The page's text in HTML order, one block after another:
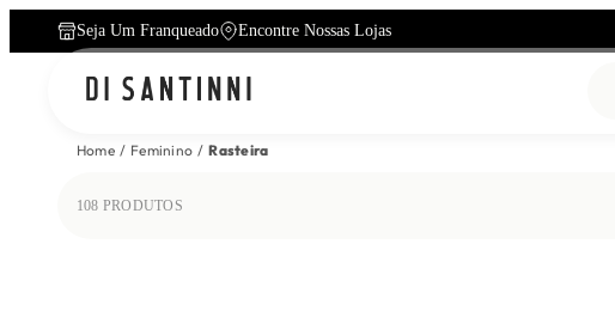
Seja Um Franqueado Encontre Nossas Lojas
Home Feminino Rasteira
108 PRODUTOS